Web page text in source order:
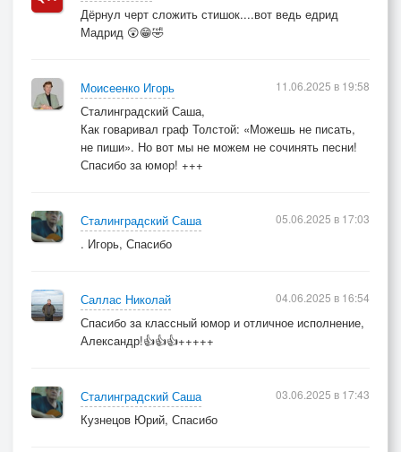
Дёрнул черт сложить стишок....вот ведь едрид
Мадрид 😲😁🤣
Моисеенко Игорь
Сталинградский Саша,
Как говаривал граф Толстой: «Можешь не писать,
не пиши». Но вот мы не можем не сочинять песни!
Спасибо за юмор! +++
11.06.2025 в 19:58
Сталинградский Саша
. Игорь, Спасибо
05.06.2025 в 17:03
Саллас Николай
Спасибо за классный юмор и отличное исполнение,
Александр!👍👍👍+++++
04.06.2025 в 16:54
Сталинградский Саша
Кузнецов Юрий, Спасибо
03.06.2025 в 17:43